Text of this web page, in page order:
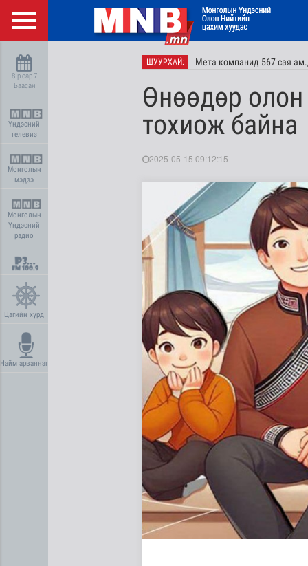
8-р сар 7
Баасан
Үндэсний
телевиз
Монголын
мэдээ
Монголын
Үндэсний
радио
Цагийн хүрд
Найм арваннэг
ШУУРХАЙ: Мета компанид 567 сая
Ирэх 10 хоногт цаг агаар
Өнөөдөр
тохиож байна
2025-05-15 09:12:15